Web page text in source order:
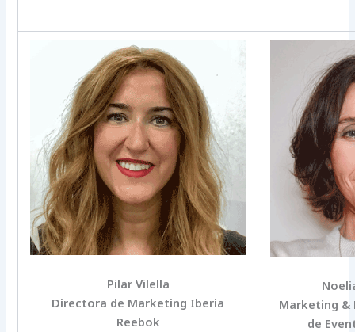
Pilar Vilella
Directora de Marketing Iberia
Reebok
Marketing &
de